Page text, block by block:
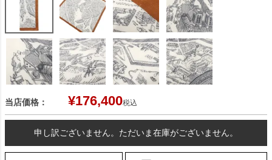
当店価格： ¥176,400税込
申し訳ございません。ただいま在庫がございません。